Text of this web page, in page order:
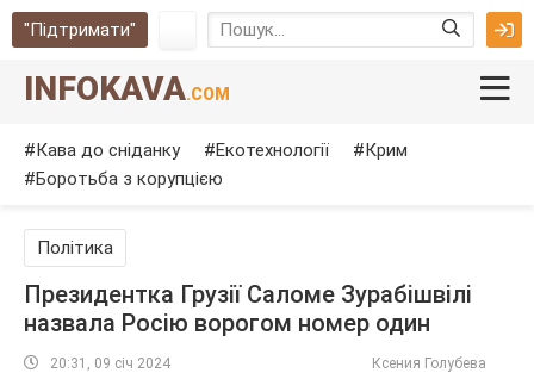
"Підтримати"
INFOKAVA.COM
Кава до сніданку Екотехнології
Крим
Боротьба з корупцією
Політика
Президентка Грузії Саломе Зурабішвілі
назвала Росію ворогом номер один
20:31, 09 січ 2024 Ксения Голубева